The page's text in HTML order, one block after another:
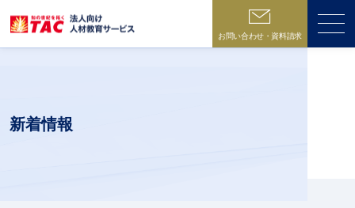
お問い合わせ・資料請求
新着情報